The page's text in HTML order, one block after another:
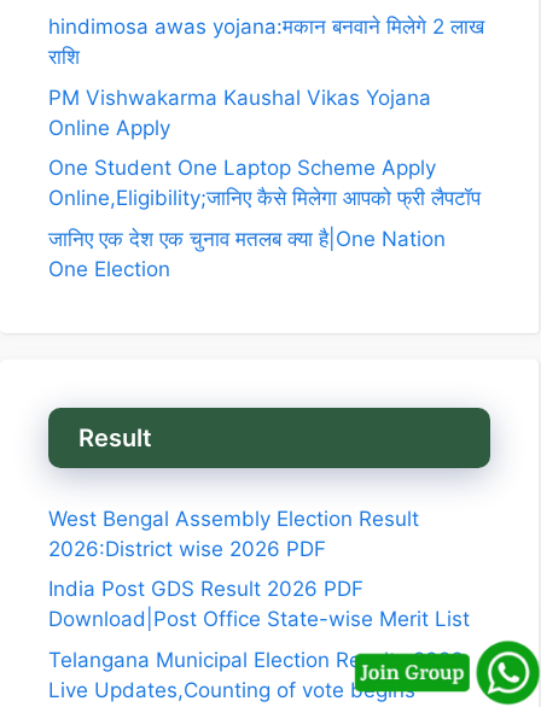
hindimosa awas yojana:मकान बनवाने मिलेगे 2 लाख
राशि
PM Vishwakarma Kaushal Vikas Yojana
Online Apply
One Student One Laptop Scheme Apply
Online,Eligibility;जानिए कैसे मिलेगा आपको फ्री लैपटॉप
जानिए एक देश एक चुनाव मतलब क्या है|One Nation
One Election
Result
West Bengal Assembly Election Result
2026:District wise 2026 PDF
India Post GDS Result 2026 PDF
Download|Post Office State-wise Merit List
Telangana Municipal Election Results 2026
Live Updates,Counting of vote begins